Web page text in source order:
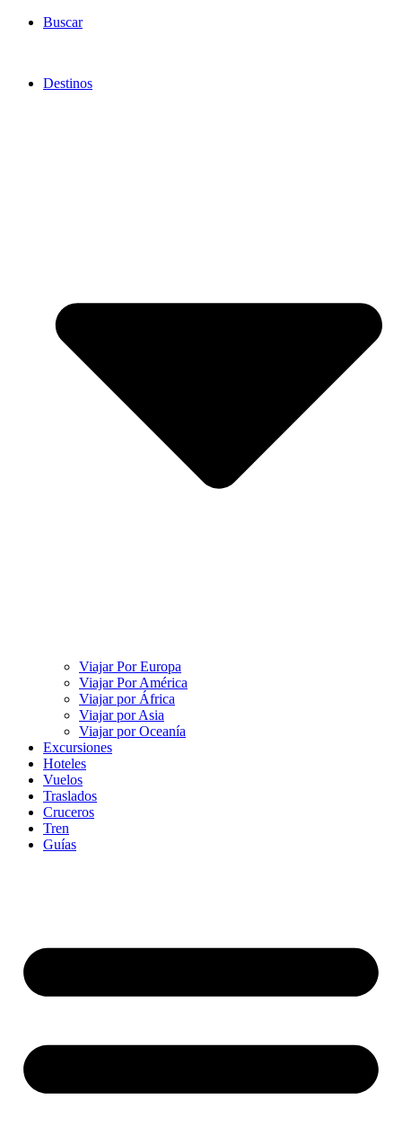
Buscar
Destinos
Viajar Por Europa
Viajar Por América
Viajar por África
Viajar por Asia
Viajar por Oceanía
Excursiones
Hoteles
Vuelos
Traslados
Cruceros
Tren
Guías